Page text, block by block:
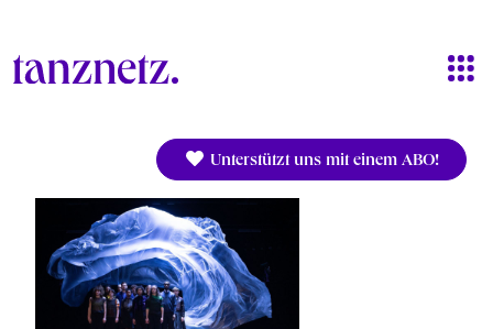
Unterstützt uns mit einem ABO!